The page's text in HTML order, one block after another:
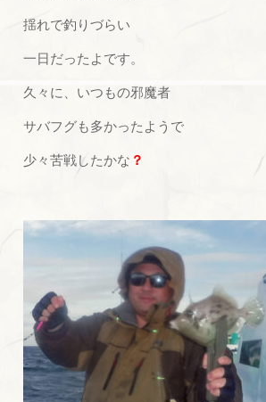
揺れで釣りづらい
一日だったよです。
久々に、いつもの邪魔者
サバフグも多かったようで
少々苦戦したかな ？